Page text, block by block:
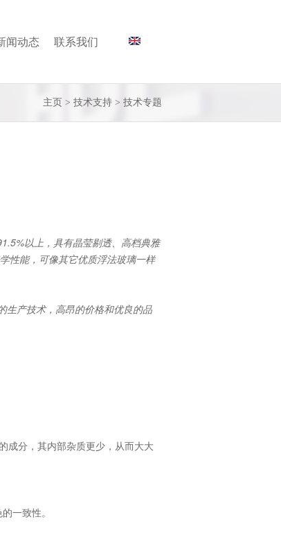
闻动态 联系我们
主页 > 技术支持 > 技术专题
以上，具有晶莹剔透、高档典雅
性能，可像其它优质浮法玻璃一样
生产技术，高昂的价格和优良的品
成分，其内部杂质更少，从而大大
一致性。